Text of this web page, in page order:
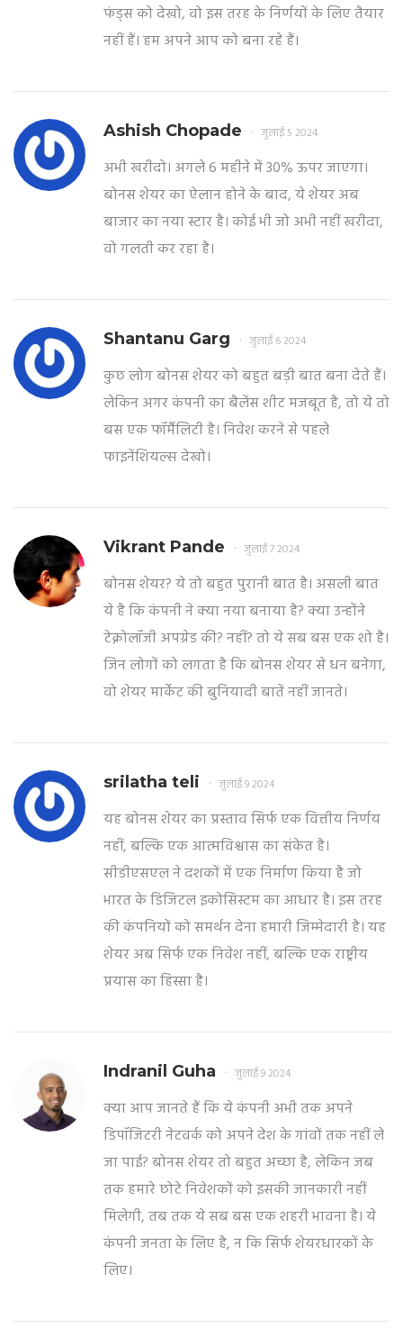
फंड्स को देखो, वो इस तरह के निर्णयों के लिए तैयार
नहीं हैं। हम अपने आप को बना रहे हैं।
Ashish Chopade जुलाई 5 2024
अभी खरीदो। अगले 6 महीने में 30% ऊपर जाएगा।
बोनस शेयर का ऐलान होने के बाद, ये शेयर अब
बाजार का नया स्टार है। कोई भी जो अभी नहीं खरीदा,
वो गलती कर रहा है।
Shantanu Garg जुलाई 6 2024
कुछ लोग बोनस शेयर को बहुत बड़ी बात बना देते हैं।
लेकिन अगर कंपनी का बैलेंस शीट मजबूत है, तो ये तो
बस एक फॉर्मैलिटी है। निवेश करने से पहले
फाइनेंशियल्स देखो।
Vikrant Pande जुलाई 7 2024
बोनस शेयर? ये तो बहुत पुरानी बात है। असली बात
ये है कि कंपनी ने क्या नया बनाया है? क्या उन्होंने
टेक्नोलॉजी अपग्रेड की? नहीं? तो ये सब बस एक शो है।
जिन लोगों को लगता है कि बोनस शेयर से धन बनेगा,
वो शेयर मार्केट की बुनियादी बातें नहीं जानते।
srilatha teli जुलाई 9 2024
यह बोनस शेयर का प्रस्ताव सिर्फ एक वित्तीय निर्णय
नहीं, बल्कि एक आत्मविश्वास का संकेत है।
सीडीएसएल ने दशकों में एक निर्माण किया है जो
भारत के डिजिटल इकोसिस्टम का आधार है। इस तरह
की कंपनियों को समर्थन देना हमारी जिम्मेदारी है। यह
शेयर अब सिर्फ एक निवेश नहीं, बल्कि एक राष्ट्रीय
प्रयास का हिस्सा है।
Indranil Guha जुलाई 9 2024
क्या आप जानते हैं कि ये कंपनी अभी तक अपने
डिपॉजिटरी नेटवर्क को अपने देश के गांवों तक नहीं ले
जा पाई? बोनस शेयर तो बहुत अच्छा है, लेकिन जब
तक हमारे छोटे निवेशकों को इसकी जानकारी नहीं
मिलेगी, तब तक ये सब बस एक शहरी भावना है। ये
कंपनी जनता के लिए है, न कि सिर्फ शेयरधारकों के
लिए।